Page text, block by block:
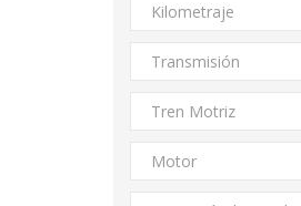
Kilometraje
Transmisión
Tren Motriz
Motor